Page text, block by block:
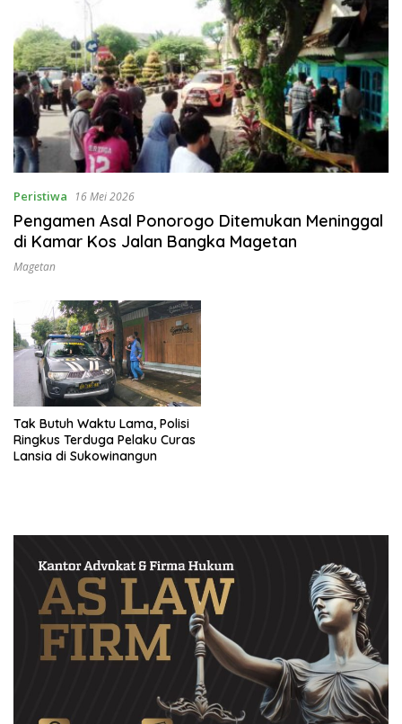
Peristiwa 16 Mei 2026
Pengamen Asal Ponorogo Ditemukan Meninggal
di Kamar Kos Jalan Bangka Magetan
Magetan
Tak Butuh Waktu Lama, Polisi
Ringkus Terduga Pelaku Curas
Lansia di Sukowinangun